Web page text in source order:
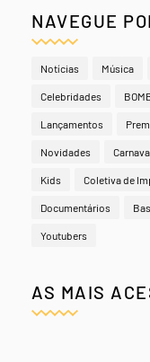
NAVEGUE
Notícias Música
Celebridades
Lançamentos
Novidades
Kids Coletiva de
Documentários
Youtubers
AS MAIS